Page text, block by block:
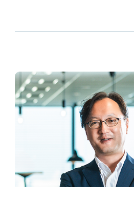
人事
給与
個人番号管理
給与明細閲覧
健康経営支援サービス
経営課題別オファリング